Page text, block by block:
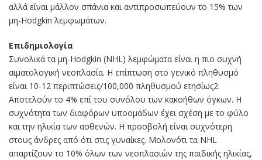
αλλά είναι μάλλον σπάνια και αντιπροσωπεύουν το 15% των
μη-Hodgkin λεμφωμάτων.
Επιδημιολογία
Συνολικά τα μη-Hodgkin (ΝHL) λεμφώματα είναι η πιο συχνή
αιματολογική νεοπλασία. Η επίπτωση στο γενικό πληθυσμό
είναι 10-12 περιπτώσεις/100,000 πληθυσμού ετησίως2.
Αποτελούν το 4% επί του συνόλου των κακοήθων όγκων. Η
συχνότητα των διαφόρων υποομάδων έχει σχέση με το φύλο
και την ηλικία των ασθενών. Η προσβολή είναι συχνότερη
στους άνδρες από ότι στις γυναίκες. Μολονότι τα NHL
απαρτίζουν το 10% όλων των νεοπλασιών της παιδικής ηλικίας,